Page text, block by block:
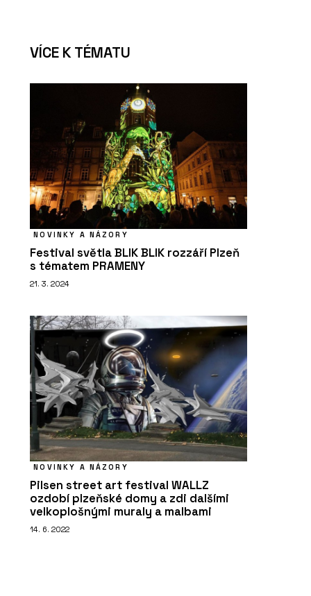
VÍCE K TÉMATU
NOVINKY A NÁZORY
Festival světla BLIK BLIK rozzáří Plzeň
s tématem PRAMENY
21. 3. 2024
NOVINKY A NÁZORY
Pilsen street art festival WALLZ
ozdobí plzeňské domy a zdi dalšími
velkoplošnými muraly a malbami
14. 6. 2022